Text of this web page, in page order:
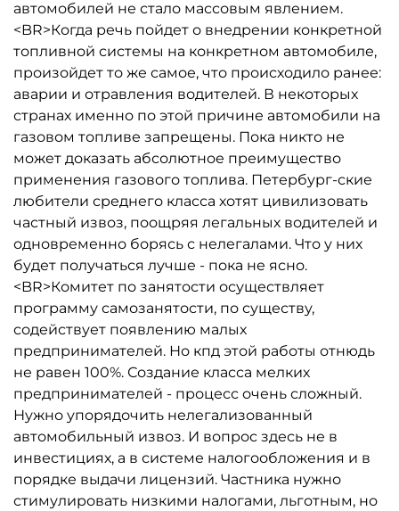
автомобилей не стало массовым явлением.
<BR>Когда речь пойдет о внедрении конкретной
топливной системы на конкретном автомобиле,
произойдет то же самое, что происходило ранее:
аварии и отравления водителей. В некоторых
странах именно по этой причине автомобили на
газовом топливе запрещены. Пока никто не
может доказать абсолютное преимущество
применения газового топлива. Петербург-ские
любители среднего класса хотят цивилизовать
частный извоз, поощряя легальных водителей и
одновременно борясь с нелегалами. Что у них
будет получаться лучше - пока не ясно.
<BR>Комитет по занятости осуществляет
программу самозанятости, по существу,
содействует появлению малых
предпринимателей. Но кпд этой работы отнюдь
не равен 100%. Создание класса мелких
предпринимателей - процесс очень сложный.
Нужно упорядочить нелегализованный
автомобильный извоз. И вопрос здесь не в
инвестициях, а в системе налогообложения и в
порядке выдачи лицензий. Частника нужно
стимулировать низкими налогами, льготным, но